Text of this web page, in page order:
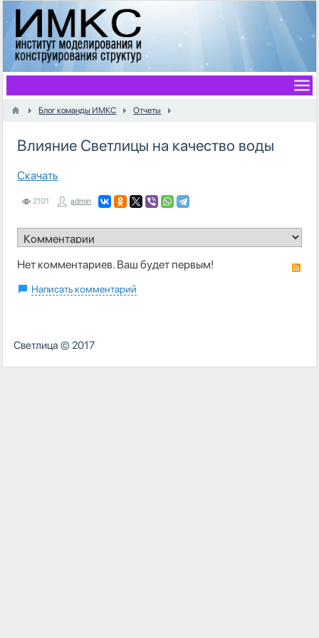
Блог команды ИМКС Отчеты
Влияние Светлицы на качество воды
Скачать
2101 admin
Нет комментариев. Ваш будет первым!
Написать комментарий
Светлица © 2017